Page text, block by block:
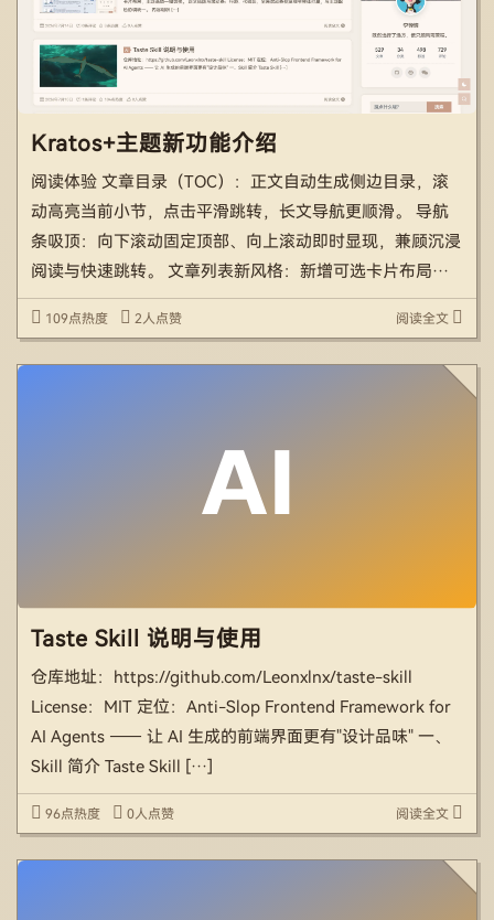
Kratos+主题新功能介绍
阅读体验 文章目录（TOC）：正文自动生成侧边目录，滚
动高亮当前小节，点击平滑跳转，长文导航更顺滑。 导航
条吸顶：向下滚动固定顶部、向上滚动即时显现，兼顾沉浸
阅读与快速跳转。 文章列表新风格：新增可选卡片布局，
主题选项一键切换。 正文排版与滚动条：行距、代码块、
容组织 […]
109点热度 2人点赞 阅读全文
Taste Skill 说明与使用
仓库地址：https://github.com/Leonxlnx/taste-skill
License：MIT 定位：Anti-Slop Frontend Framework for
AI Agents —— 让 AI 生成的前端界面更有"设计品味" 一、
Skill 简介 Taste Skill […]
96点热度 0人点赞 阅读全文